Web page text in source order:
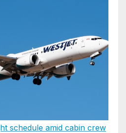
schedule amid cabin crew